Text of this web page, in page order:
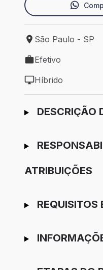
Local de trabalho:
São Paulo - SP
Tipo de vaga: Efetivo
Efetivo
Modelo de trabalho:
Híbrido
Ir para candidatura
DESCRIÇÃO
ATRIBUIÇÕES
REQUISITOS